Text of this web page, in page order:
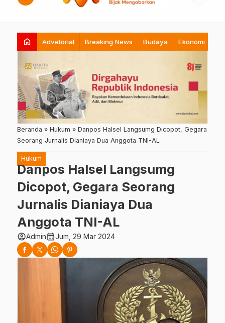
home Advetorial Breaking News Budaya Ekonomi
Beranda » Hukum » Danpos Halsel Langsumg Dicopot, Gegara
Seorang Jurnalis Dianiaya Dua Anggota TNI-AL
Hukum
Danpos Halsel Langsumg
Dicopot, Gegara Seorang
Jurnalis Dianiaya Dua
Anggota TNI-AL
account_circleAdmincalendar_monthJum, 29 Mar 2024